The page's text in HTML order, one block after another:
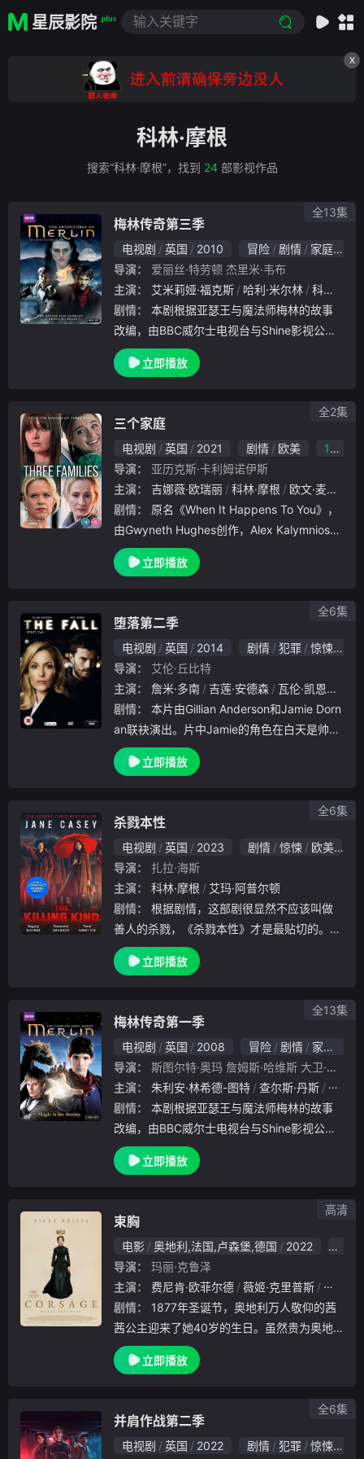
星辰影院 plus
X
科林·摩根
搜索“科林·摩根”，找到 24部影视作品
梅林传奇第三季
电视剧 英国 2010 冒险 剧情 家庭
导演：
爱丽丝·特劳顿 杰里米·韦布
主演：
艾米莉娅·福克斯 哈利·米尔林
科林·摩根
剧情：
改编，由BBC威尔士电视台与Shine影视公司
共同出品。在梅林（科林·摩根 Colin Morgan
饰）成为了降龙者的一年后，乌瑟派遣亚瑟率
立即播放
全13集
三个家庭
电视剧 英国 2021 剧情 欧美
10.0
导演：
亚历克斯·卡利姆诺伊斯
主演：
吉娜薇·欧瑞丽 科林·摩根
欧文·麦克唐纳
剧情：
由Gwyneth Hughes创作，Alex Kalymnios执
导。本剧背景为还未修改立法前的北爱尔兰，
故事发生在2013年至19年之间，讲述.
立即播放
全2集
堕落第二季
电视剧 英国 2014 剧情 犯罪 惊悚
导演：
艾伦·丘比特
主演：
詹米·多南 吉莲·安德森 瓦伦·凯恩
剧情：
an联袂演出。片中Jamie的角色在白天是帅气
慈爱的人父，但到了夜晚却成为冷血连环杀手
，并与Gillian扮演的女警探展开角力。
立即播放
全6集
杀戮本性
电视剧 英国 2023 剧情 惊悚 欧美
导演：
扎拉·海斯
主演：
科林·摩根
艾玛·阿普尔顿
剧情：
善人的杀戮，《杀戮本性》才是最贴切的。请
管理员修改，谢谢
立即播放
全6集
梅林传奇第一季
电视剧 英国 2008 冒险 剧情 家庭
导演：
斯图尔特·奥玛 詹姆斯·哈维斯 大卫·摩尔
主演：
朱利安·林希德-图特 查尔斯·丹斯
阿萨·
剧情：
改编，由BBC威尔士电视台与Shine影视公司
共同出品。Merlin（科林·摩根 Colin Morgan
饰）受母亲的教导从家乡来到宫廷寻找宫廷御
立即播放
全13集
束胸
电影 奥地利,法国,卢森堡,德国 2022
导演：
玛丽·克鲁泽
主演：
费尼肯·欧菲尔德 薇姬·克里普斯
艾米莉
剧情：
茜公主迎来了她40岁的生日。虽然贵为奥地
利与匈牙利的皇后和弗朗茨·约瑟夫一世皇帝
的妻子，她却没有表达自我的权利，只需保持
立即播放
高清
并肩作战第二季
电视剧 英国 2022 剧情 犯罪 惊悚
全6集